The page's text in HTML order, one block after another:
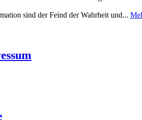
sind der Feind der Wahrheit und...